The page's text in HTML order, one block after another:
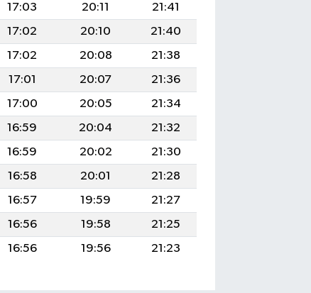
17:03 20:11
21:41
17:02 20:10
21:40
17:02 20:08
21:38
17:01 20:07
21:36
17:00 20:05
21:34
16:59 20:04
21:32
16:59 20:02
21:30
16:58 20:01
21:28
16:57 19:59
21:27
16:56 19:58
21:25
16:56 19:56 21:23